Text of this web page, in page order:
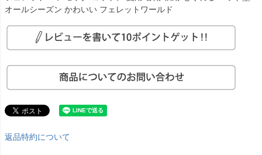
オールシーズン かわいい フェレットワールド
返品特約について